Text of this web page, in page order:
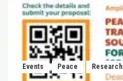
Events Peace Research